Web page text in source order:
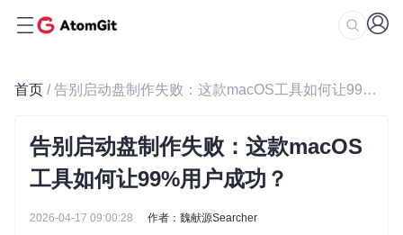
首页 / 告别启动盘制作失败：这款macOS工具如何让99%用户成功？
告别启动盘制作失败：这款macOS
工具如何让99%用户成功？
2026-04-17 09:00:28 作者：魏献源Searcher